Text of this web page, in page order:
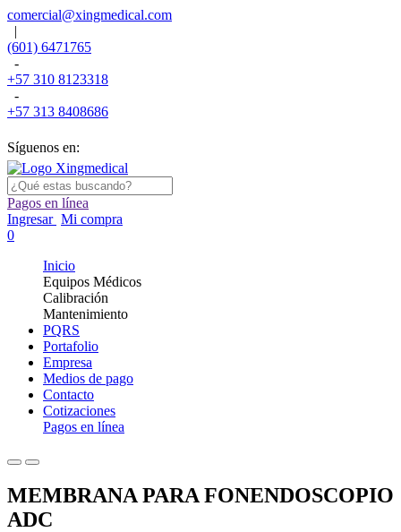
comercial@xingmedical.com
|
(601) 6471765
-
+57 310 8123318
-
+57 313 8408686
Síguenos en:
Pagos en línea
Ingresar Mi compra
0
Inicio
Equipos Médicos
Calibración
Mantenimiento
PQRS
Portafolio
Empresa
Medios de pago
Contacto
Cotizaciones
Pagos en línea
MEMBRANA PARA FONENDOSCOPIO
ADC